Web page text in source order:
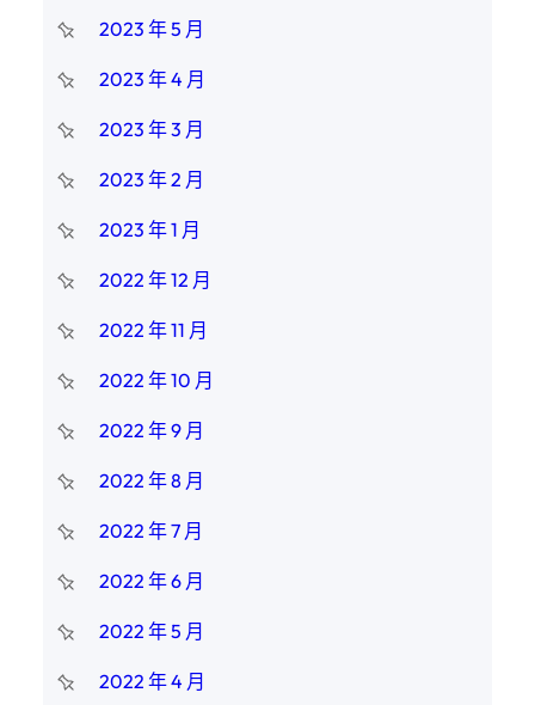
2023 年 5 月
2023 年 4 月
2023 年 3 月
2023 年 2 月
2023 年 1 月
2022 年 12 月
2022 年 11 月
2022 年 10 月
2022 年 9 月
2022 年 8 月
2022 年 7 月
2022 年 6 月
2022 年 5 月
2022 年 4 月